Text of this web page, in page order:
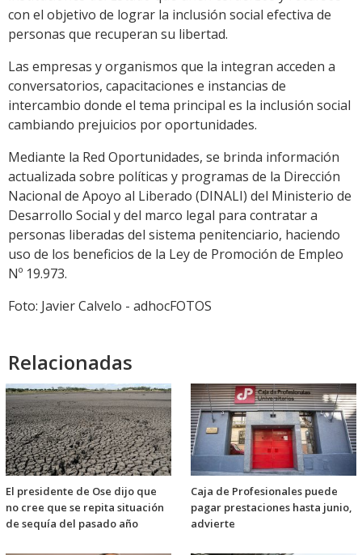
con el objetivo de lograr la inclusión social efectiva de
personas que recuperan su libertad.
Las empresas y organismos que la integran acceden a
conversatorios, capacitaciones e instancias de
intercambio donde el tema principal es la inclusión social
cambiando prejuicios por oportunidades.
Mediante la Red Oportunidades, se brinda información
actualizada sobre políticas y programas de la Dirección
Nacional de Apoyo al Liberado (DINALI) del Ministerio de
Desarrollo Social y del marco legal para contratar a
personas liberadas del sistema penitenciario, haciendo
uso de los beneficios de la Ley de Promoción de Empleo
Nº 19.973.
Foto: Javier Calvelo - adhocFOTOS
Relacionadas
El presidente de Ose dijo que
no cree que se repita situación
de sequía del pasado año
Caja de Profesionales puede
pagar prestaciones hasta junio,
advierte